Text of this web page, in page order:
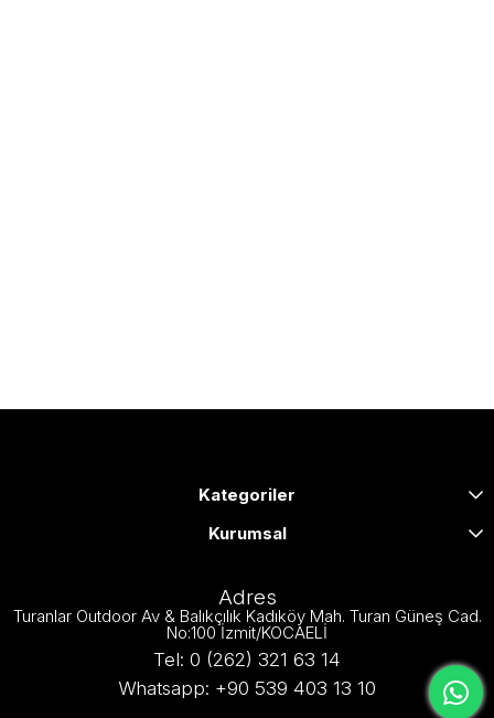
Kategoriler
Kurumsal
Adres
Turanlar Outdoor Av & Balıkçılık Kadıköy Mah. Turan Güneş Cad.
No:100 İzmit/KOCAELİ
Tel: 0 (262) 321 63 14
Whatsapp: +90 539 403 13 10